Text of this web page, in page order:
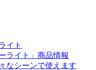
イト
ライト」商品情報
なシーンで使えます